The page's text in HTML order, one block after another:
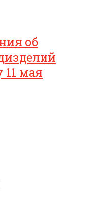
об
11 мая